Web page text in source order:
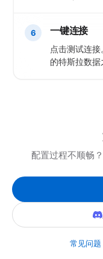
6 一键连接
点击测试连
的特斯拉数据
配置过程不顺畅
常见问题